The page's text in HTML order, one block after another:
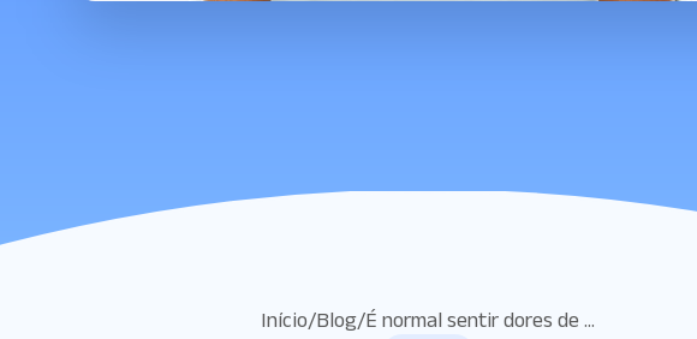
Início/Blog/É normal sentir dores de ...